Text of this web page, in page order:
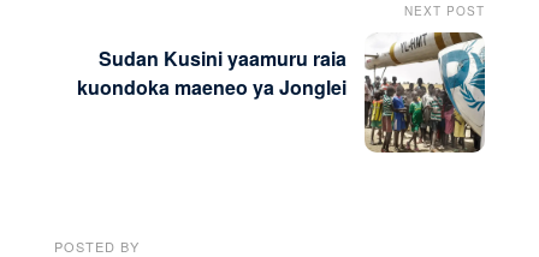
NEXT POST
Sudan Kusini yaamuru raia
kuondoka maeneo ya Jonglei
POSTED BY